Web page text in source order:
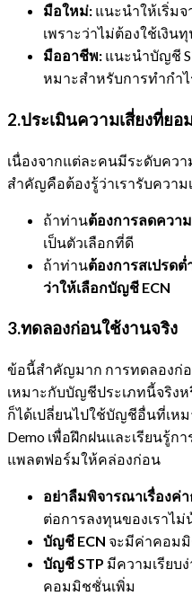
มือใหม่: แนะนำให้เริ่ม
เพราะว่าไม่ต้องใช้เงิน
มืออาชีพ: แนะนำบัญชี
หมาะสำหรับการทำกำไ
2.ประเมินความเสี่ยงที่ยอ
เนื่องจากแต่ละคนมีระดับคว
สำคัญคือต้องรู้ว่าเรารับควา
ถ้าท่านต้องการลดความ
เป็นตัวเลือกที่ดี
ถ้าท่านต้องการสเปรดต่
ว่าให้เลือกบัญชี ECN
3.ทดลองก่อนใช้งานจริง
ข้อนี้สำคัญมาก การทดลองก่อ
เหมาะกับบัญชีประเภทนี้จริงห
ก็ได้เปลี่ยนไปใช้บัญชีอื่นที่เห
Demo เพื่อฝึกฝนและเรียนรู้ก
แพลตฟอร์มให้คล่องก่อน
อย่าลืมพิจารณาเรื่องค่
ต่อการลงทุนของเราไม่
บัญชี ECN จะมีค่าคอม
บัญชีSTP มีความเรียบ
คอมมิชชั่นเพิ่ม